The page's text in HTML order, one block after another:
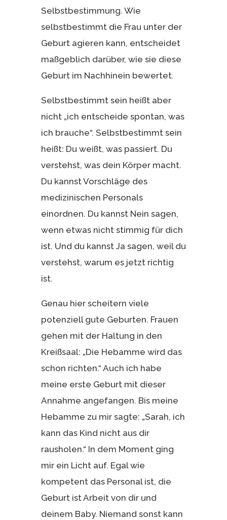
Selbstbestimmung. Wie
selbstbestimmt die Frau unter der
Geburt agieren kann, entscheidet
maßgeblich darüber, wie sie diese
Geburt im Nachhinein bewertet.
Selbstbestimmt sein heißt aber
nicht „ich entscheide spontan, was
ich brauche“. Selbstbestimmt sein
heißt: Du weißt, was passiert. Du
verstehst, was dein Körper macht.
Du kannst Vorschläge des
medizinischen Personals
einordnen. Du kannst Nein sagen,
wenn etwas nicht stimmig für dich
ist. Und du kannst Ja sagen, weil du
verstehst, warum es jetzt richtig
ist.
Genau hier scheitern viele
potenziell gute Geburten. Frauen
gehen mit der Haltung in den
Kreißsaal: „Die Hebamme wird das
schon richten.“ Auch ich habe
meine erste Geburt mit dieser
Annahme angefangen. Bis meine
Hebamme zu mir sagte: „Sarah, ich
kann das Kind nicht aus dir
rausholen.“ In dem Moment ging
mir ein Licht auf. Egal wie
kompetent das Personal ist, die
Geburt ist Arbeit von dir und
deinem Baby. Niemand sonst kann